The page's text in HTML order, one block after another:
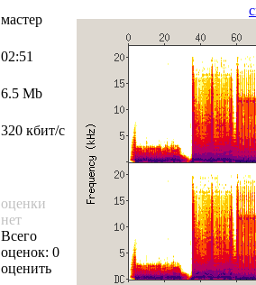
мастер
02:51
6.5 Mb
320 кбит/с
оценки
нет
Всего
оценок: 0
оценить